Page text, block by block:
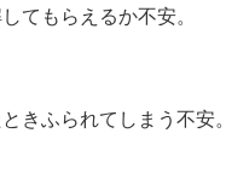
てもらえるか不安。
きふられてしまう不安。